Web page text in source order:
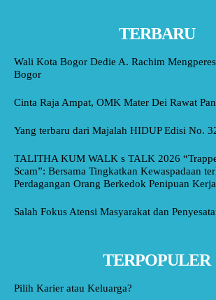
TERBARU
Wali Kota Bogor Dedie A. Rachim
Bogor
Cinta Raja Ampat, OMK Mater Dei Rawat
Yang terbaru dari Majalah HIDUP Edisi No.
TALITHA KUM WALK s TALK 2026
Scam”: Bersama Tingkatkan Kewaspadaan
Perdagangan Orang Berkedok Penipuan
Salah Fokus Atensi Masyarakat dan
TERPOPULER
Pilih Karier atau Keluarga?